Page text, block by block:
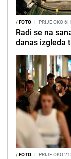
/FOTO I PRIJE OKO 6H
Radi se na
danas izgleda
/FOTO I PRIJE OKO